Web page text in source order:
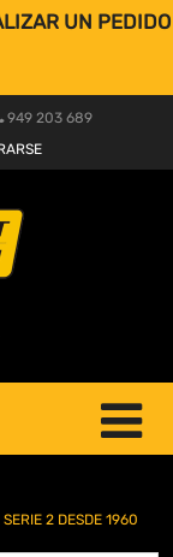
UN PEDIDO
949 203 689
SERIE 2 DESDE 1960